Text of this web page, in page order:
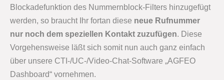
Blockadefunktion des Nummernblock-Filters hinzugefügt
werden, so braucht Ihr fortan diese neue Rufnummer
nur noch dem speziellen Kontakt zuzufügen. Diese
Vorgehensweise läßt sich somit nun auch ganz einfach
über unsere CTI-/UC-/Video-Chat-Software „AGFEO
Dashboard“ vornehmen.